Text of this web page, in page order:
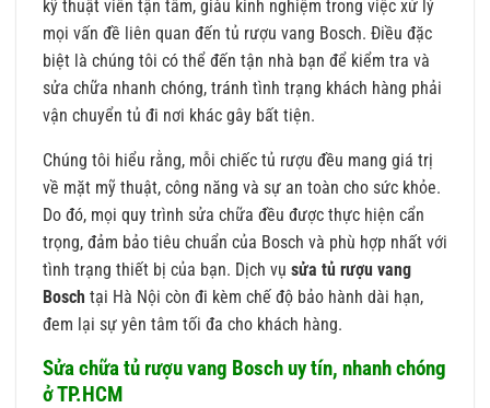
kỹ thuật viên tận tâm, giàu kinh nghiệm trong việc xử lý
mọi vấn đề liên quan đến tủ rượu vang Bosch. Điều đặc
biệt là chúng tôi có thể đến tận nhà bạn để kiểm tra và
sửa chữa nhanh chóng, tránh tình trạng khách hàng phải
vận chuyển tủ đi nơi khác gây bất tiện.
Chúng tôi hiểu rằng, mỗi chiếc tủ rượu đều mang giá trị
về mặt mỹ thuật, công năng và sự an toàn cho sức khỏe.
Do đó, mọi quy trình sửa chữa đều được thực hiện cẩn
trọng, đảm bảo tiêu chuẩn của Bosch và phù hợp nhất với
tình trạng thiết bị của bạn. Dịch vụ sửa tủ rượu vang
Bosch tại Hà Nội còn đi kèm chế độ bảo hành dài hạn,
đem lại sự yên tâm tối đa cho khách hàng.
Sửa chữa tủ rượu vang Bosch uy tín, nhanh chóng
ở TP.HCM